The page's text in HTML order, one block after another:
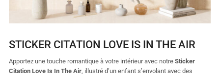
STICKER CITATION LOVE IS IN THE AIR
Apportez une touche romantique à votre intérieur avec notre Sticker
Citation Love Is In The Air , illustré d’un enfant s’envolant avec des